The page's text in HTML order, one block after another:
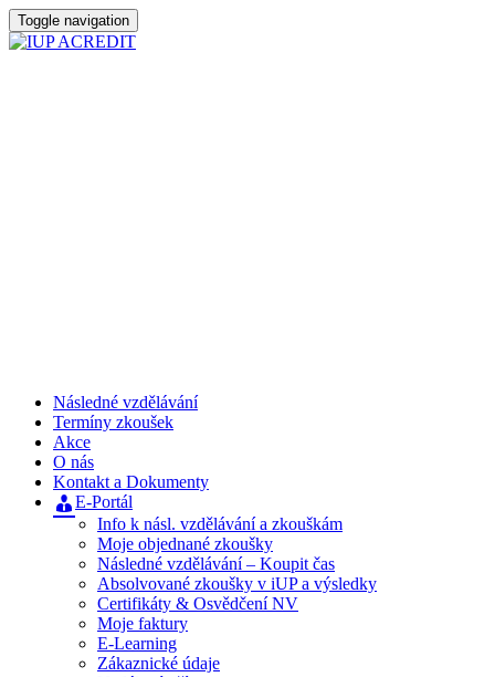
Toggle navigation
Následné vzdělávání
Termíny zkoušek
Akce
O nás
Kontakt a Dokumenty
E-Portál
Info k násl. vzdělávání a zkouškám
Moje objednané zkoušky
Následné vzdělávání – Koupit čas
Absolvované zkoušky v iUP a výsledky
Certifikáty & Osvědčení NV
Moje faktury
E-Learning
Zákaznické údaje